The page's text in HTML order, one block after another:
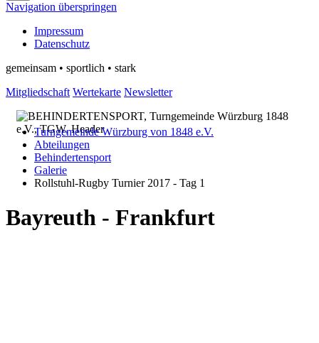
Navigation überspringen
Impressum
Datenschutz
gemeinsam • sportlich • stark
Mitgliedschaft Wertekarte Newsletter
Turngemeinde Würzburg von 1848 e.V.
Abteilungen
Behindertensport
Galerie
Rollstuhl-Rugby Turnier 2017 - Tag 1
Bayreuth - Frankfurt